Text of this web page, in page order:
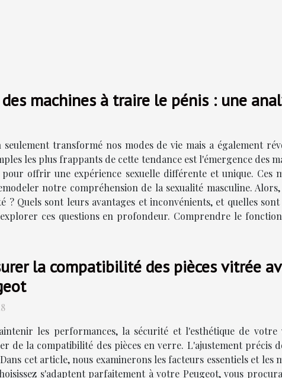
machines à traire le pénis : une
transformé nos modes de vie mais a également
les plus frappants de cette tendance est l'émergence des
pour offrir une expérience sexuelle différente et unique. Ces
notre compréhension de la sexualité masculine. Alors,
Quels sont leurs avantages et inconvénients, et quelles
ces questions en profondeur. Comprendre le
la compatibilité des pièces vitrée
les performances, la sécurité et l'esthétique de votre
de la compatibilité des pièces en verre. L'ajustement précis
cet article, nous examinerons les facteurs essentiels et les
s'adaptent parfaitement à votre Peugeot, vous